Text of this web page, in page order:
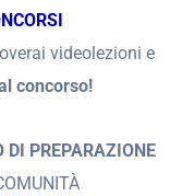
videolezioni e
concorso!
DI PREPARAZIONE